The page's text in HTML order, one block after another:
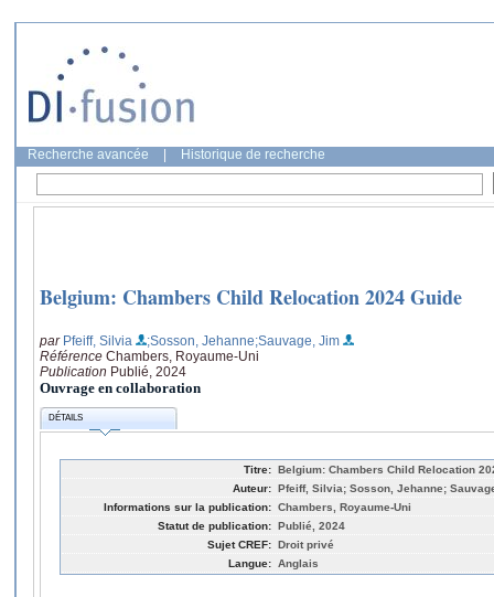
Recherche avancée Historique de recherche
Belgium: Chambers Child Relocation 2024 Guide
par Pfeiff, Silvia ;Sosson, Jehanne;Sauvage, Jim
Référence Chambers, Royaume-Uni
Publication Publié, 2024
Ouvrage en collaboration
DÉTAILS
Titre: Belgium: Chambers Child Relocation
Auteur: Pfeiff, Silvia; Sosson, Jehanne;
Informations sur la publication: Chambers, Royaume-Uni
Statut de publication: Publié, 2024
Sujet CREF: Droit privé
Langue: Anglais